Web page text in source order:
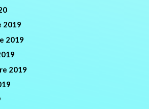
2019
2019
2019